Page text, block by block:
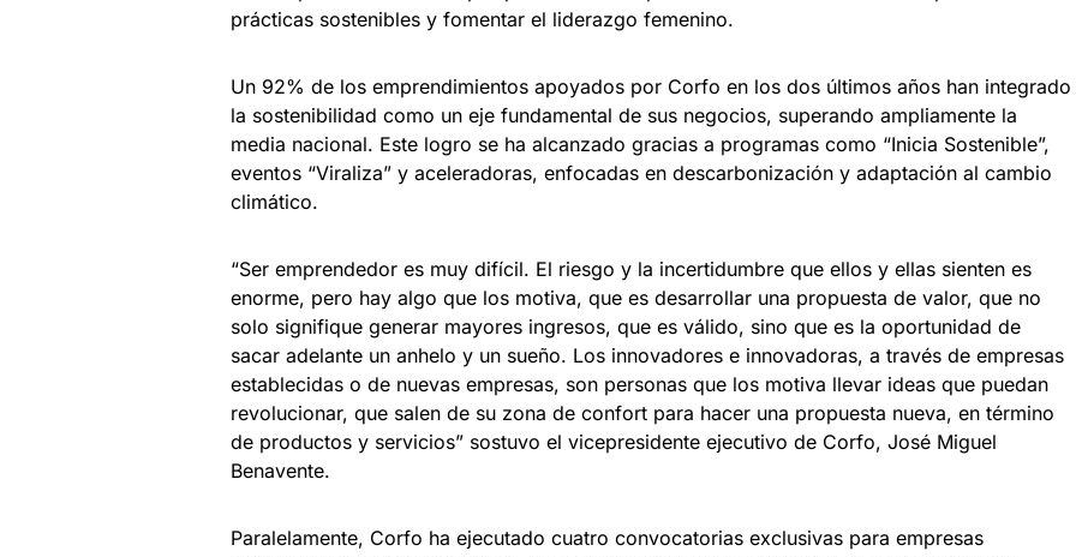
prácticas sostenibles y fomentar el liderazgo femenino.
Un 92% de los emprendimientos apoyados por Corfo en los dos últimos años han integrado
la sostenibilidad como un eje fundamental de sus negocios, superando ampliamente la
media nacional. Este logro se ha alcanzado gracias a programas como “Inicia Sostenible”,
eventos “Viraliza” y aceleradoras, enfocadas en descarbonización y adaptación al cambio
climático.
“Ser emprendedor es muy difícil. El riesgo y la incertidumbre que ellos y ellas sienten es
enorme, pero hay algo que los motiva, que es desarrollar una propuesta de valor, que no
solo signifique generar mayores ingresos, que es válido, sino que es la oportunidad de
sacar adelante un anhelo y un sueño. Los innovadores e innovadoras, a través de empresas
establecidas o de nuevas empresas, son personas que los motiva llevar ideas que puedan
revolucionar, que salen de su zona de confort para hacer una propuesta nueva, en término
de productos y servicios” sostuvo el vicepresidente ejecutivo de Corfo, José Miguel
Benavente.
Paralelamente, Corfo ha ejecutado cuatro convocatorias exclusivas para empresas